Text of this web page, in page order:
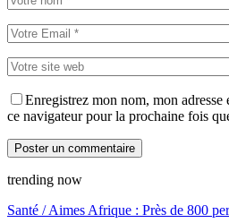
Enregistrez mon nom, mon
ce navigateur pour la prochaine fois
trending now
Santé / Aimes Afrique : Près de 800